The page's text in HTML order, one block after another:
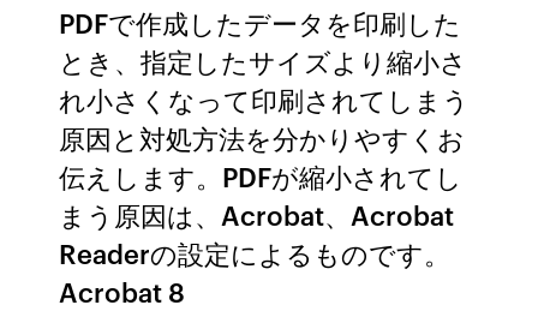
PDFで作成したデータを印刷した
とき、指定したサイズより縮小さ
れ小さくなって印刷されてしまう
原因と対処方法を分かりやすくお
伝えします。PDFが縮小されてし
まう原因は、Acrobat、Acrobat
Readerの設定によるものです。
Acrobat 8